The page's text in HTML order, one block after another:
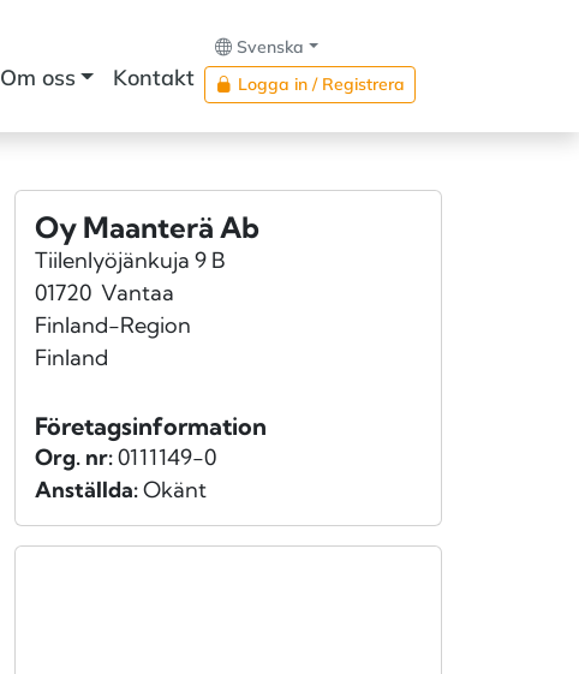
Om oss Kontakt
Svenska
Logga in / Registrera
Oy Maanterä Ab
Tiilenlyöjänkuja 9 B
01720 Vantaa
Finland-Region
Finland
Företagsinformation
Org. nr:0111149-0
Anställda:Okänt